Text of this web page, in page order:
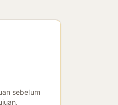
sebelum